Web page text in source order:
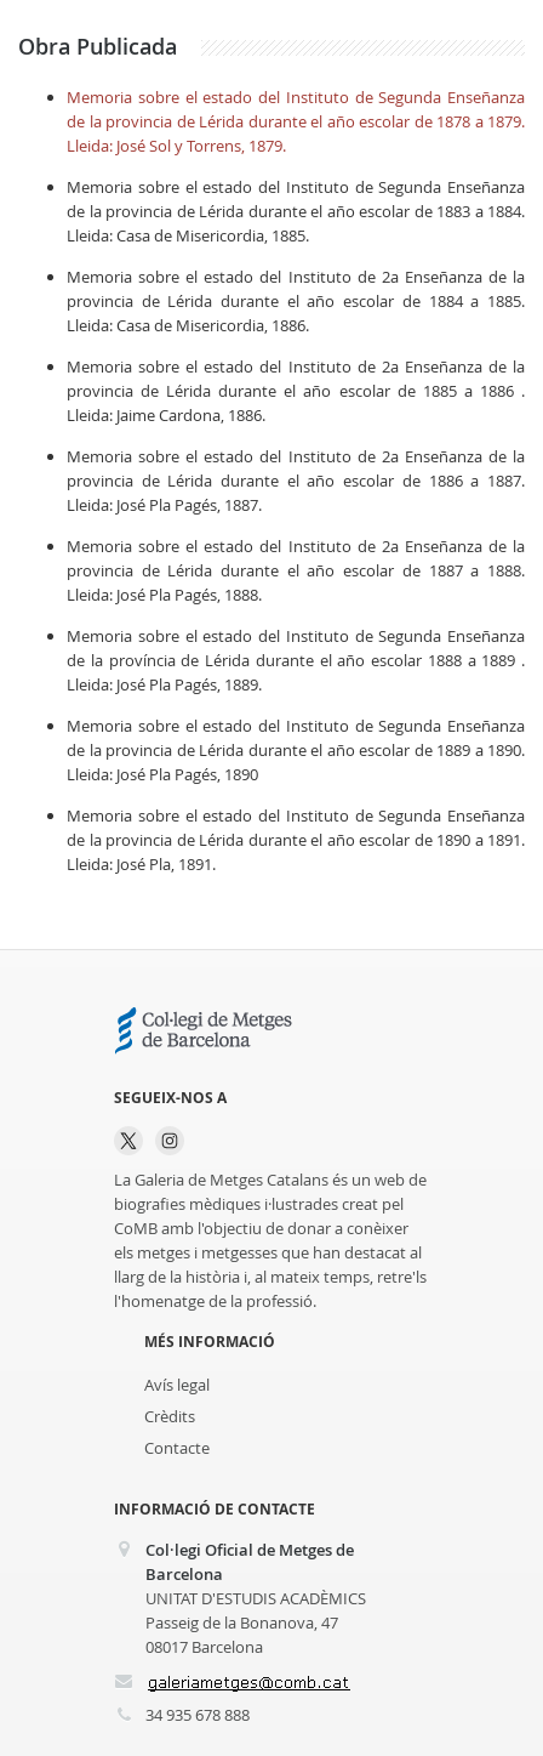
Obra Publicada
Memoria sobre el estado del Instituto de Segunda Enseñanza
de la provincia de Lérida durante el año escolar de 1878 a 1879.
Lleida: José Sol y Torrens, 1879.
Memoria sobre el estado del Instituto de Segunda Enseñanza
de la provincia de Lérida durante el año escolar de 1883 a 1884.
Lleida: Casa de Misericordia, 1885.
Memoria sobre el estado del Instituto de 2a Enseñanza de la
provincia de Lérida durante el año escolar de 1884 a 1885.
Lleida: Casa de Misericordia, 1886.
Memoria sobre el estado del Instituto de 2a Enseñanza de la
provincia de Lérida durante el año escolar de 1885 a 1886 .
Lleida: Jaime Cardona, 1886.
Memoria sobre el estado del Instituto de 2a Enseñanza de la
provincia de Lérida durante el año escolar de 1886 a 1887.
Lleida: José Pla Pagés, 1887.
Memoria sobre el estado del Instituto de 2a Enseñanza de la
provincia de Lérida durante el año escolar de 1887 a 1888.
Lleida: José Pla Pagés, 1888.
Memoria sobre el estado del Instituto de Segunda Enseñanza
de la província de Lérida durante el año escolar 1888 a 1889 .
Lleida: José Pla Pagés, 1889.
Memoria sobre el estado del Instituto de Segunda Enseñanza
de la provincia de Lérida durante el año escolar de 1889 a 1890.
Lleida: José Pla Pagés, 1890
Memoria sobre el estado del Instituto de Segunda Enseñanza
de la provincia de Lérida durante el año escolar de 1890 a 1891.
Lleida: José Pla, 1891.
SEGUEIX-NOS A
La Galeria de Metges Catalans és un web de
biografies mèdiques i·lustrades creat pel
CoMB amb l'objectiu de donar a conèixer
els metges i metgesses que han destacat al
llarg de la història i, al mateix temps, retre'ls
l'homenatge de la professió.
MÉS INFORMACIÓ
Avís legal
Crèdits
Contacte
INFORMACIÓ DE CONTACTE
Col·legi Oficial de Metges de
Barcelona
UNITAT D'ESTUDIS ACADÈMICS
Passeig de la Bonanova, 47
08017 Barcelona
34 935 678 888